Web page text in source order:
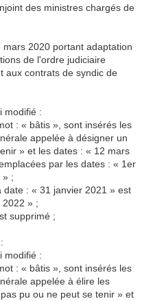
des ministres chargés de
2020 portant adaptation
de l'ordre judiciaire
aux contrats de syndic de
modifié :
: « bâtis », sont insérés les
appelée à désigner un
» et les dates : « 12 mars
par les dates : « 1er
» ;
: « 31 janvier 2021 » est
2022 » ;
supprimé ;
modifié :
: « bâtis », sont insérés les
appelée à élire les
pu ou ne peut se tenir » et